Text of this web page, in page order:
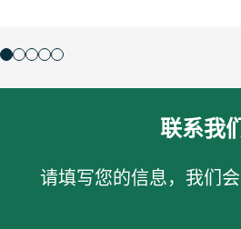
联系我们
请填写您的信息，我们会